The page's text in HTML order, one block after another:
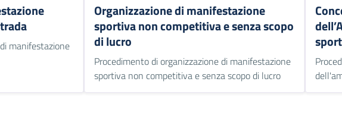
manifestazione
Organizzazione di manifestazione
sportiva non competitiva e senza scopo
di lucro
Procedimento di organizzazione di manifestazione
sportiva non competitiva e senza scopo di lucro